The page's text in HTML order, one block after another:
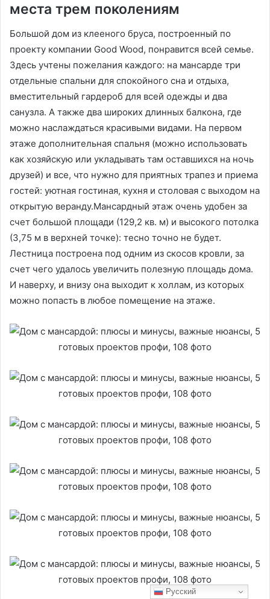
места трем поколениям
Большой дом из клееного бруса, построенный по
проекту компании Good Wood, понравится всей семье.
Здесь учтены пожелания каждого: на мансарде три
отдельные спальни для спокойного сна и отдыха,
вместительный гардероб для всей одежды и два
санузла. А также два широких длинных балкона, где
можно наслаждаться красивыми видами. На первом
этаже дополнительная спальня (можно использовать
как хозяйскую или укладывать там оставшихся на ночь
друзей) и все, что нужно для приятных трапез и приема
гостей: уютная гостиная, кухня и столовая с выходом на
открытую веранду.Мансардный этаж очень удобен за
счет большой площади (129,2 кв. м) и высокого потолка
(3,75 м в верхней точке): тесно точно не будет.
Лестница построена под одним из скосов кровли, за
счет чего удалось увеличить полезную площадь дома.
И наверху, и внизу она выходит к холлам, из которых
можно попасть в любое помещение на этаже.
Русский